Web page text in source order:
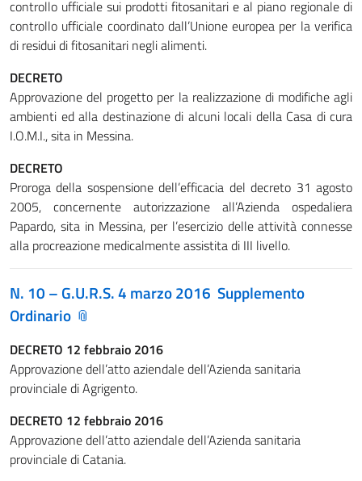
controllo ufficiale sui prodotti fitosanitari e al piano regionale di
controllo ufficiale coordinato dall’Unione europea per la verifica
di residui di fitosanitari negli alimenti.
DECRETO
Approvazione del progetto per la realizzazione di modifiche agli
ambienti ed alla destinazione di alcuni locali della Casa di cura
I.O.M.I., sita in Messina.
DECRETO
Proroga della sospensione dell’efficacia del decreto 31 agosto
2005, concernente autorizzazione all’Azienda ospedaliera
Papardo, sita in Messina, per l’esercizio delle attività connesse
alla procreazione medicalmente assistita di III livello.
N. 10 – G.U.R.S. 4 marzo 2016 Supplemento
Ordinario
DECRETO 12 febbraio 2016
Approvazione dell’atto aziendale dell’Azienda sanitaria
provinciale di Agrigento.
DECRETO 12 febbraio 2016
Approvazione dell’atto aziendale dell’Azienda sanitaria
provinciale di Catania.